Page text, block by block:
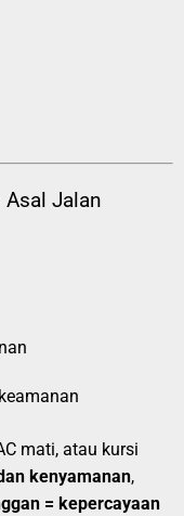
Asal Jalan
mati, atau kursi
kenyamanan,
= kepercayaan